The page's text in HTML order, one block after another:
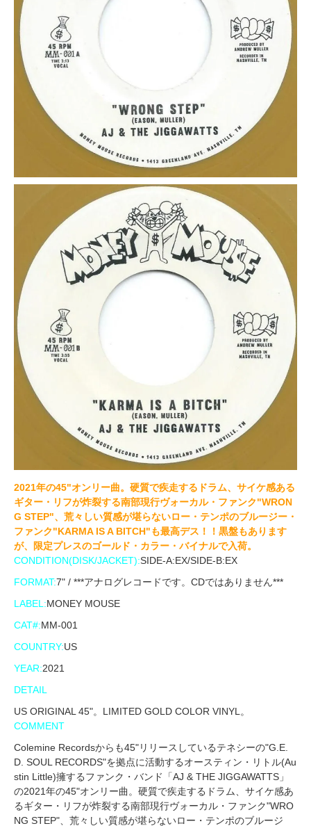
2021年の45"オンリー曲。硬質で疾走するドラム、サイケ感ある
ギター・リフが炸裂する南部現行ヴォーカル・ファンク"WRON
G STEP"、荒々しい質感が堪らないロー・テンポのブルージー・
ファンク"KARMA IS A BITCH"も最高デス！！黒盤もあります
が、限定プレスのゴールド・カラー・バイナルで入荷。
CONDITION(DISK/JACKET):SIDE-A:EX/SIDE-B:EX
FORMAT:7" / ***アナログレコードです。CDではありません***
LABEL:MONEY MOUSE
CAT#:MM-001
COUNTRY:US
YEAR:2021
DETAIL
US ORIGINAL 45"。LIMITED GOLD COLOR VINYL。
COMMENT
Colemine Recordsからも45"リリースしているテネシーの"G.E.
D. SOUL RECORDS"を拠点に活動するオースティン・リトル(Au
stin Little)擁するファンク・バンド「AJ & THE JIGGAWATTS」
の2021年の45"オンリー曲。硬質で疾走するドラム、サイケ感あ
るギター・リフが炸裂する南部現行ヴォーカル・ファンク"WRO
NG STEP"、荒々しい質感が堪らないロー・テンポのブルージ